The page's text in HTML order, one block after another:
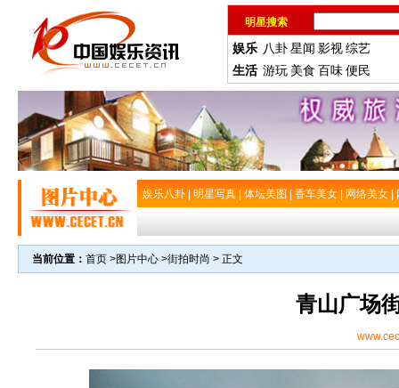
明星搜索
娱乐 八卦星闻 影视综艺
生活 游玩 美食 百味便民
娱乐八卦 明星写真 体坛美图 香车美女 网络美女
当前位置： 首页 >图片中心 >街拍时尚 > 正文
青山广场